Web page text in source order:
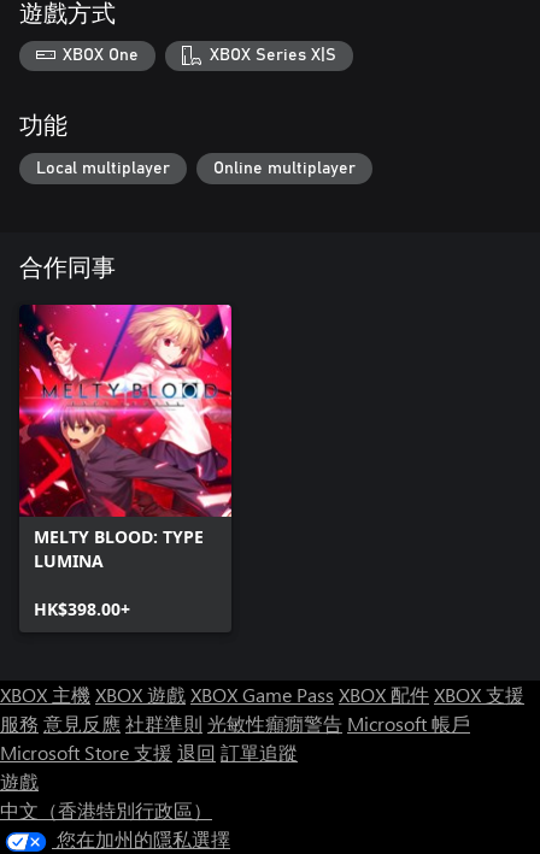
遊戲方式
XBOX One XBOX Series X|S
功能
Local multiplayer Online multiplayer
合作同事
MELTY BLOOD: TYPE
LUMINA
HK$398.00+
XBOX 主機XBOX 遊戲XBOX Game Pass XBOX 配件XBOX 支援
服務 意見反應社群準則 光敏性癲癇警告 Microsoft 帳戶
Microsoft Store 支援 退回 訂單追蹤
遊戲
中文（香港特別行政區）
您在加州的隱私選擇